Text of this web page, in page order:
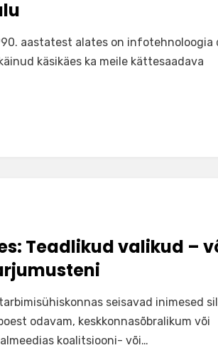
aastatest alates on infotehnoloogia
käsikäes ka meile kättesaadava
Teadlikud valikud –
seisavad inimesed
odavam, keskkonnasõbralikum või
koalitsiooni- või…